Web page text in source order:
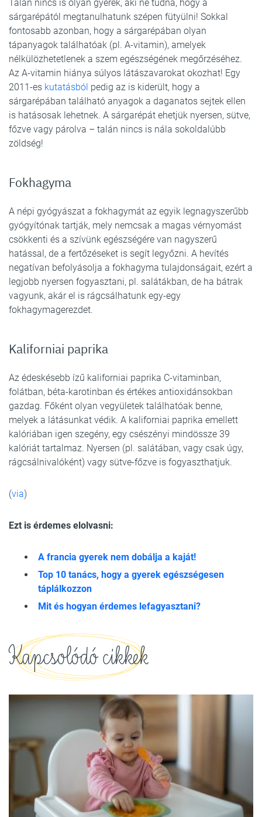
Talán nincs is olyan gyerek, aki ne tudná, hogy a
sárgarépától megtanulhatunk szépen fütyülni! Sokkal
fontosabb azonban, hogy a sárgarépában olyan
tápanyagok találhatóak (pl. A-vitamin), amelyek
nélkülözhetetlenek a szem egészségének megőrzéséhez.
Az A-vitamin hiánya súlyos látászavarokat okozhat! Egy
2011-es kutatásból pedig az is kiderült, hogy a
sárgarépában található anyagok a daganatos sejtek ellen
is hatásosak lehetnek. A sárgarépát ehetjük nyersen, sütve,
főzve vagy párolva – talán nincs is nála sokoldalúbb
zöldség!
Fokhagyma
A népi gyógyászat a fokhagymát az egyik legnagyszerűbb
gyógyítónak tartják, mely nemcsak a magas vérnyomást
csökkenti és a szívünk egészségére van nagyszerű
hatással, de a fertőzéseket is segít legyőzni. A hevítés
negatívan befolyásolja a fokhagyma tulajdonságait, ezért a
legjobb nyersen fogyasztani, pl. salátákban, de ha bátrak
vagyunk, akár el is rágcsálhatunk egy-egy
fokhagymagerezdet.
Kaliforniai paprika
Az édeskésebb ízű kaliforniai paprika C-vitaminban,
folátban, béta-karotinban és értékes antioxidánsokban
gazdag. Főként olyan vegyületek találhatóak benne,
melyek a látásunkat védik. A kaliforniai paprika emellett
kalóriában igen szegény, egy csészényi mindössze 39
kalóriát tartalmaz. Nyersen (pl. salátában, vagy csak úgy,
rágcsálnivalóként) vagy sütve-főzve is fogyaszthatjuk.
(via)
Ezt is érdemes elolvasni:
A francia gyerek nem dobálja a kaját!
Top 10 tanács, hogy a gyerek egészségesen
táplálkozzon
Mit és hogyan érdemes lefagyasztani?
Kapcsolódó cikkek